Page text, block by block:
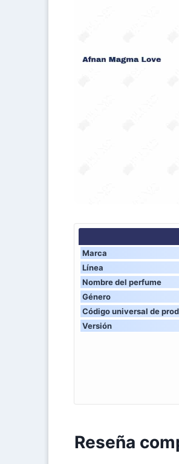
Marca
Línea
Nombre del perfume
Género
Código universal de
Versión
Reseña